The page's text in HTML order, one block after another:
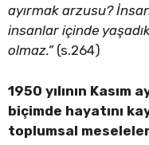
ayırmak arzusu?
insanlar içinde
olmaz.”(s.264)
1950 yılının Kasım
biçimde hayatını
toplumsal